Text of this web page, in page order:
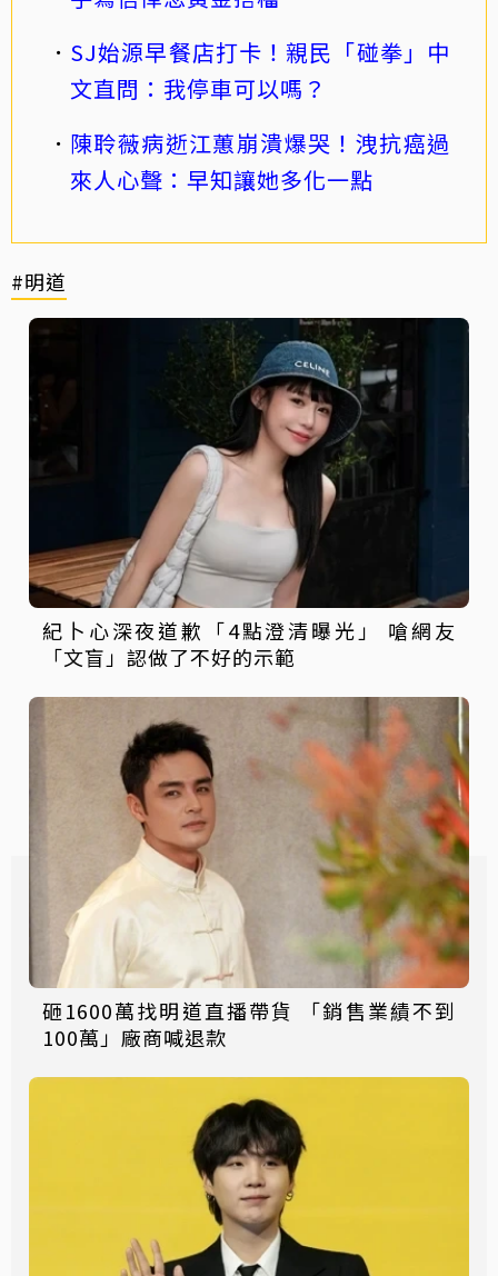
SJ始源早餐店打卡！親民「碰拳」中
文直問：我停車可以嗎？
陳聆薇病逝江蕙崩潰爆哭！洩抗癌過
來人心聲：早知讓她多化一點
#明道
紀卜心深夜道歉「4點澄清曝光」 嗆網友
「文盲」認做了不好的示範
砸1600萬找明道直播帶貨 「銷售業績不到
100萬」廠商喊退款